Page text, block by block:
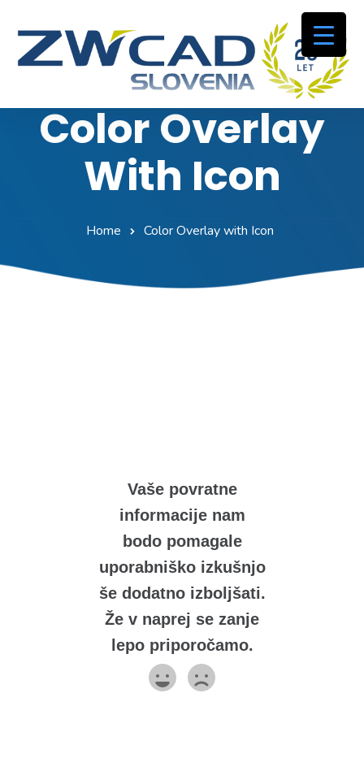
Color Overlay
With Icon
Home Color Overlay with Icon
Vaše povratne
informacije nam
bodo pomagale
uporabniško izkušnjo
še dodatno izboljšati.
Že v naprej se zanje
lepo priporočamo.